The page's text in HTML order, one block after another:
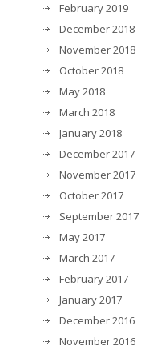
February 2019
December 2018
November 2018
October 2018
May 2018
March 2018
January 2018
December 2017
November 2017
October 2017
September 2017
May 2017
March 2017
February 2017
January 2017
December 2016
November 2016